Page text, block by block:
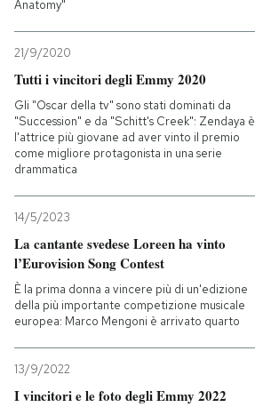
Anatomy"
21/9/2020
Tutti i vincitori degli Emmy 2020
Gli "Oscar della tv" sono stati dominati da
"Succession" e da "Schitt's Creek": Zendaya è
l'attrice più giovane ad aver vinto il premio
come migliore protagonista in una serie
drammatica
14/5/2023
La cantante svedese Loreen ha vinto
l’Eurovision Song Contest
È la prima donna a vincere più di un'edizione
della più importante competizione musicale
europea: Marco Mengoni è arrivato quarto
13/9/2022
I vincitori e le foto degli Emmy 2022